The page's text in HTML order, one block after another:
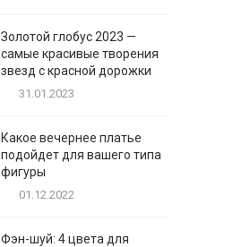
Золотой глобус 2023 —
самые красивые творения
звезд с красной дорожки
31.01.2023
Какое вечернее платье
подойдет для вашего типа
фигуры
01.12.2022
Фэн-шуй: 4 цвета для